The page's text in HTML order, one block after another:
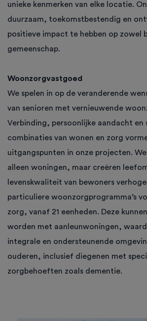
unieke kenmerken van elke locatie.
duurzaam, toekomstbestendig en
positieve impact te hebben op zowel
gemeenschap.
Woonzorgvastgoed
We spelen in op de veranderende
van senioren met vernieuwende
Verbinding, persoonlijke aandacht en
combinaties van wonen en zorg
uitgangspunten in onze projecten.
alleen woningen, maar creëren
levenskwaliteit van bewoners
particuliere woonzorgprogramma’s
zorg, vanaf 21 eenheden. Deze
worden met aanleunwoningen,
integrale en ondersteunende
ouderen, inclusief diegenen met
zorgbehoeften zoals dementie.